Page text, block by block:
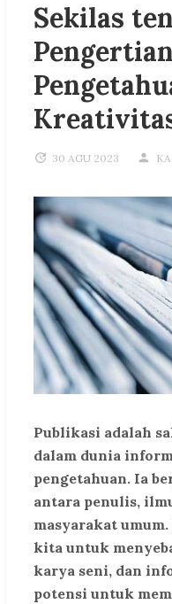
Sekilas
30 AGU 2023
Publikasi adalah
dalam dunia
pengetahuan. Ia
antara penulis,
masyarakat
kita untuk
karya seni, dan
potensi untuk